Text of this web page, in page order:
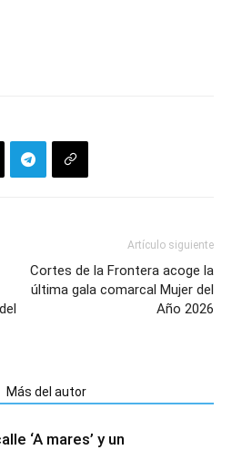
Artículo siguiente
Cortes de la Frontera acoge la
última gala comarcal Mujer del
Año 2026
Más del autor
‘A mares’ y un